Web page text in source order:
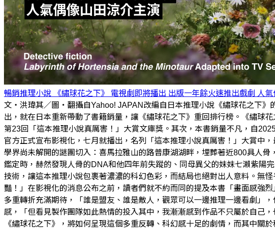
暢銷推理小說 《繡球花之下》 電視劇即將播出 出版一年餘火速推出戲劇 人
文・洪瑋其／圖・翻攝自Yahoo! JAPAN改編自日本推理小說《繡球花之下
出，就在日本重新帶動了書籍銷量，讓《繡球花之下》重回排行榜。《繡球
第23回「這本推理小說真厲害！」大賞文庫獎。其次，本書銷量不凡，自
官方正式宣布影視化，七月就播出，名列「這本推理小說真厲害！」大賞中
學界尚未解開的謎團切入：喜馬拉雅山的路普康湖湖畔，埋葬著近800具人
鑑定時，赫然發現人骨的DNA和他四年前失蹤的、同母異父的妹妹七瀨紫陽
技術，讓這本推理小說包裹著濃濃的科幻色彩，而結局也絕對出人意料。無
豔！」在影視化的消息公布之前，讀者們就不約而同的提及本書「畫面感強
多重轉折充滿期待，「誰是盟友、誰是敵人，觀眾可以一邊推理一邊看劇」
感，「但看見製作團隊如此熱情的投入其中，我漸漸感到作品不只屬於自己
《繡球花之下》，將如何呈現這個多重反轉、科幻感十足的劇情，而其中關